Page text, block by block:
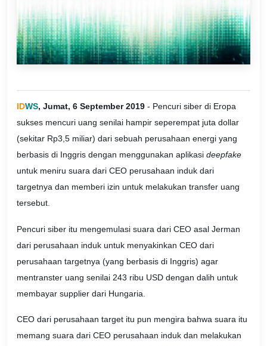
IDWS, Jumat, 6 September 2019 - Pencuri siber di Eropa
sukses mencuri uang senilai hampir seperempat juta dollar
(sekitar Rp3,5 miliar) dari sebuah perusahaan energi yang
berbasis di Inggris dengan menggunakan aplikasi deepfake
untuk meniru suara dari CEO perusahaan induk dari
targetnya dan memberi izin untuk melakukan transfer uang
tersebut.
Pencuri siber itu mengemulasi suara dari CEO asal Jerman
dari perusahaan induk untuk menyakinkan CEO dari
perusahaan targetnya (yang berbasis di Inggris) agar
mentranster uang senilai 243 ribu USD dengan dalih untuk
membayar supplier dari Hungaria.
CEO dari perusahaan target itu pun mengira bahwa suara itu
memang suara dari CEO perusahaan induk dan melakukan